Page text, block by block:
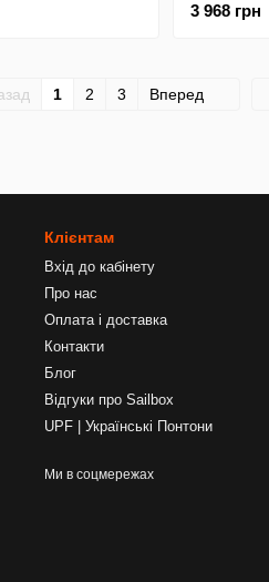
3 968 грн
1 2 3 Вперед
Клієнтам
Вхід до кабінету
Про нас
Оплата і доставка
Контакти
Блог
Відгуки про Sailbox
UPF | Українські Понтони
Ми в соцмережах